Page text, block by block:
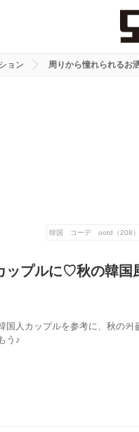
ョン 周りから憧れられるお
韓国 コーデ ootd（208）
ップルに♡秋の韓国
人カップルを参考に、秋の커
う♪